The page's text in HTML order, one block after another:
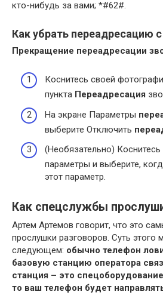
кто-нибудь за вами; *#62#.
Как убрать переадресацию
Прекращение переадресации
Коснитесь своей
пункта Переадресация
На экране Параметры
выберите Отключить
(Необязательно)
параметры и выберите,
этот параметр.
Как спецслужбы
Артем Артемов говорит, что это
прослушки разговоров. Суть этого
следующем: обычно телефон
базовую станцию оператора
станция – это
то ваш телефон будет